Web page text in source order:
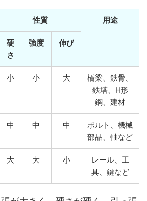
性質 用途
硬
さ
強度 伸び
小 小 大
橋梁、鉄骨、
鉄塔、H形
鋼、建材
中 中 中
ボルト、機械
部品、軸など
大 大 小
レール、工
具、鍵など